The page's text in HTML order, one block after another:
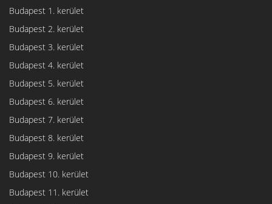
Budapest 1. kerület
Budapest 2. kerület
Budapest 3. kerület
Budapest 4. kerület
Budapest 5. kerület
Budapest 6. kerület
Budapest 7. kerület
Budapest 8. kerület
Budapest 9. kerület
Budapest 10. kerület
Budapest 11. kerület